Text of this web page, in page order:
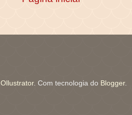
Ollustrator. Com tecnologia do Blogger.